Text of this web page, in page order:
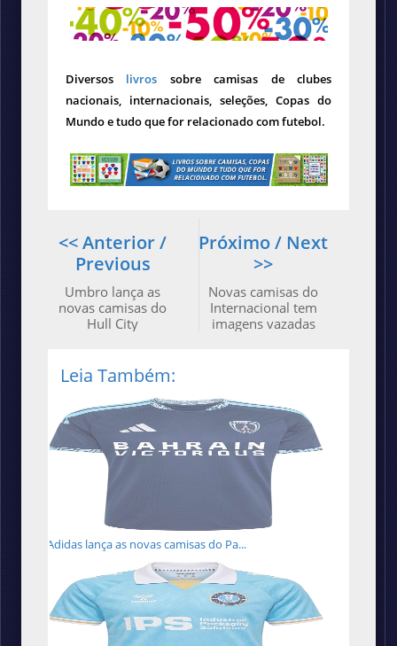
Diversos livros sobre camisas de clubes
nacionais, internacionais, seleções, Copas do
Mundo e tudo que for relacionado com futebol.
Próximo / Next
>>
Novas camisas do
Internacional tem
imagens vazadas
<< Anterior /
Previous
Umbro lança as
novas camisas do
Hull City
Leia Também:
Adidas lança as novas camisas do Pa...